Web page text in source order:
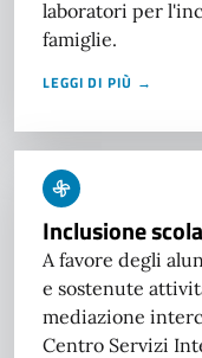
laboratori per
famiglie.
LEGGI DI PIÙ →
Inclusione
A favore degli
e sostenute
mediazione
Centro Servizi